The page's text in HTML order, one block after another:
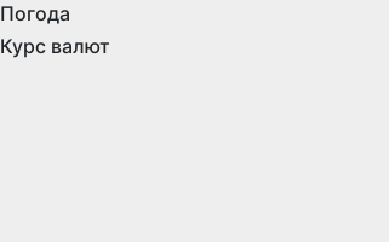
Погода
Курс валют